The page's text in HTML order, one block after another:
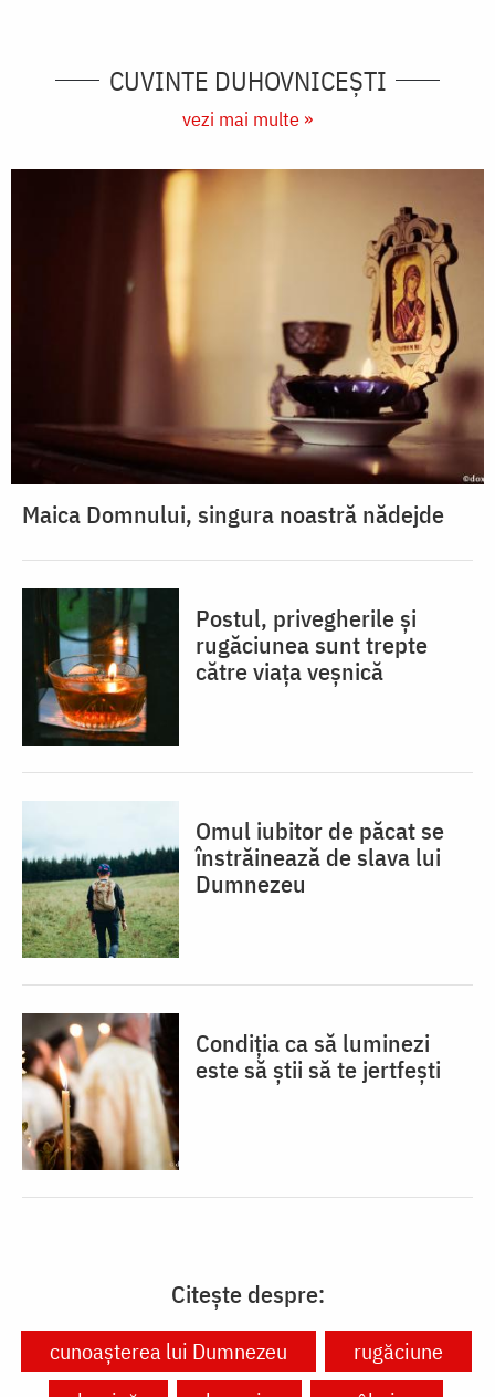
CUVINTE DUHOVNICEȘTI
vezi mai multe »
Maica Domnului, singura noastră nădejde
Postul, privegherile și
rugăciunea sunt trepte
către viața veșnică
Omul iubitor de păcat se
înstrăinează de slava lui
Dumnezeu
Condiția ca să luminezi
este să știi să te jertfești
Citește despre:
cunoașterea lui Dumnezeu
rugăciune